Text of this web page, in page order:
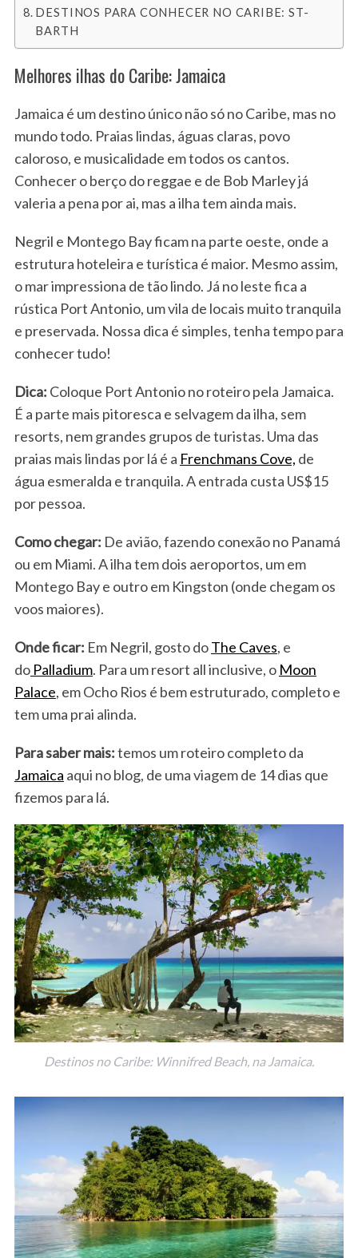
DESTINOS PARA CONHECER NO CARIBE: ST-
BARTH
Melhores ilhas do Caribe: Jamaica
Jamaica é um destino único não só no Caribe, mas no
mundo todo. Praias lindas, águas claras, povo
caloroso, e musicalidade em todos os cantos.
Conhecer o berço do reggae e de Bob Marley já
valeria a pena por ai, mas a ilha tem ainda mais.
Negril e Montego Bay ficam na parte oeste, onde a
estrutura hoteleira e turística é maior. Mesmo assim,
o mar impressiona de tão lindo. Já no leste fica a
rústica Port Antonio, um vila de locais muito tranquila
e preservada. Nossa dica é simples, tenha tempo para
conhecer tudo!
Dica: Coloque Port Antonio no roteiro pela Jamaica.
É a parte mais pitoresca e selvagem da ilha, sem
resorts, nem grandes grupos de turistas. Uma das
praias mais lindas por lá é a Frenchmans Cove, de
água esmeralda e tranquila. A entrada custa US$15
por pessoa.
Como chegar: De avião, fazendo conexão no Panamá
ou em Miami. A ilha tem dois aeroportos, um em
Montego Bay e outro em Kingston (onde chegam os
voos maiores).
Onde ficar: Em Negril, gosto doThe Caves, e
doPalladium. Para um resort all inclusive, o Moon
Palace, em Ocho Rios é bem estruturado, completo e
tem uma prai alinda.
Para saber mais:temos um roteiro completo da
Jamaica aqui no blog, de uma viagem de 14 dias que
fizemos para lá.
Destinos no Caribe: Winnifred Beach, na Jamaica.